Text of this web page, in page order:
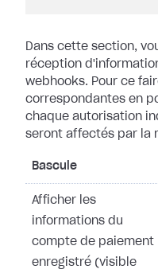
Dans cette section,
réception
webhooks. Pour ce
correspondantes en
chaque autorisation
seront affectés par la
Bascule
Afficher les
informations du
compte de paiement
enregistré (visible